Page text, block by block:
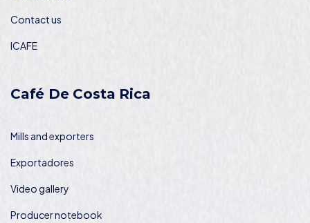
Contact us
ICAFE
Café De Costa Rica
Mills and exporters
Exportadores
Video gallery
Producer notebook